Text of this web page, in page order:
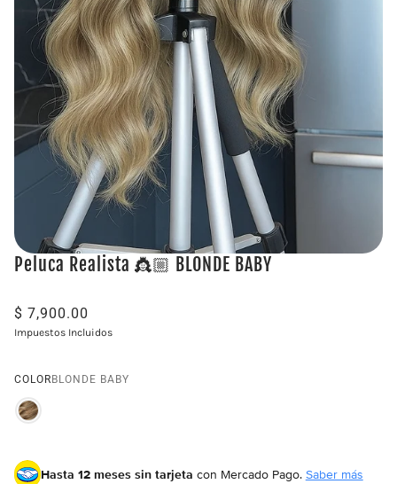
Peluca Realista 👸🏼 BLONDE BABY
$ 7,900.00
Impuestos Incluidos
COLOR BLONDE BABY
Hasta 12 meses sin tarjeta con Mercado Pago. Saber más